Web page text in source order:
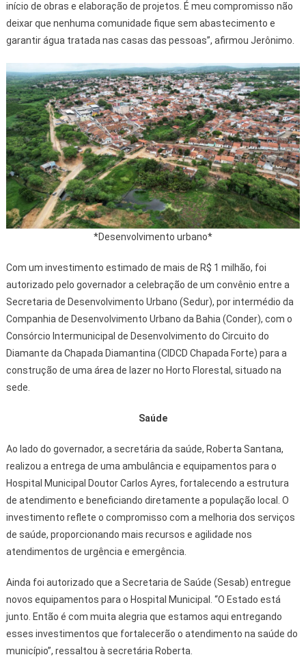
início de obras e elaboração de projetos. É meu compromisso não
deixar que nenhuma comunidade fique sem abastecimento e
garantir água tratada nas casas das pessoas”, afirmou Jerônimo.
*Desenvolvimento urbano*
Com um investimento estimado de mais de R$ 1 milhão, foi
autorizado pelo governador a celebração de um convênio entre a
Secretaria de Desenvolvimento Urbano (Sedur), por intermédio da
Companhia de Desenvolvimento Urbano da Bahia (Conder), com o
Consórcio Intermunicipal de Desenvolvimento do Circuito do
Diamante da Chapada Diamantina (CIDCD Chapada Forte) para a
construção de uma área de lazer no Horto Florestal, situado na
sede.
Saúde
Ao lado do governador, a secretária da saúde, Roberta Santana,
realizou a entrega de uma ambulância e equipamentos para o
Hospital Municipal Doutor Carlos Ayres, fortalecendo a estrutura
de atendimento e beneficiando diretamente a população local. O
investimento reflete o compromisso com a melhoria dos serviços
de saúde, proporcionando mais recursos e agilidade nos
atendimentos de urgência e emergência.
Ainda foi autorizado que a Secretaria de Saúde (Sesab) entregue
novos equipamentos para o Hospital Municipal. “O Estado está
junto. Então é com muita alegria que estamos aqui entregando
esses investimentos que fortalecerão o atendimento na saúde do
município”, ressaltou à secretária Roberta.